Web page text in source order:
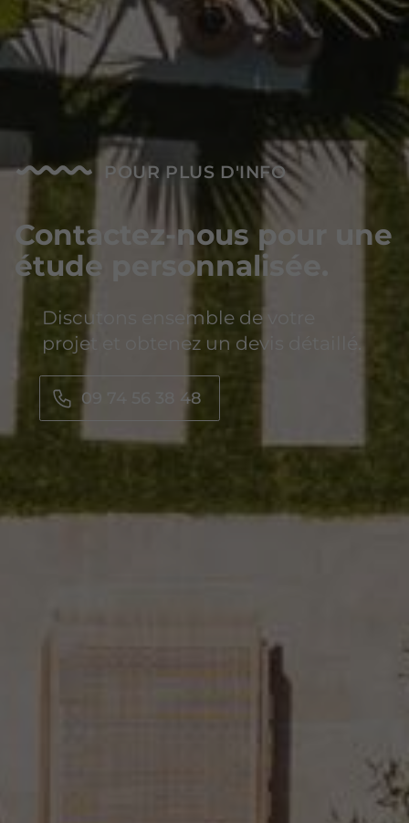
POUR PLUS D'INFO
Contactez-nous pour une
étude personnalisée.
Discutons ensemble de votre
projet et obtenez un devis détaillé.
09 74 56 38 48